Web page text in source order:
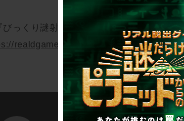
っくり謎射的場からの脱出』特設サイト：
realdgame.jp/bikkuri_shateki/